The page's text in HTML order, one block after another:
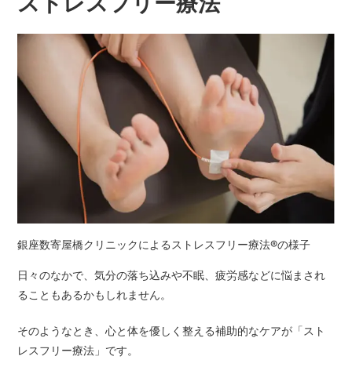
銀座数寄屋橋クリニックによるストレスフリー療法®の様子
日々のなかで、気分の落ち込みや不眠、疲労感などに悩まされ
ることもあるかもしれません。
そのようなとき、心と体を優しく整える補助的なケアが「スト
レスフリー療法」です。